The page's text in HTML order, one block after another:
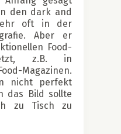
den dark and
oft in der
Aber er
Food-
z.B. in
Magazinen.
nicht perfekt
das Bild sollte
zu Tisch zu